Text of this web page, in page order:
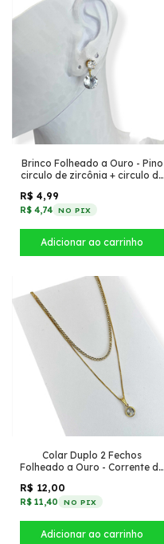
Brinco Folheado a Ouro - Pino
circulo de zircônia + circulo de
R$ 4,99
R$ 4,74 NO PIX
Colar Duplo 2 Fechos
Folheado a Ouro - Corrente de
com ponto de luz
R$ 12,00
R$ 11,40 NO PIX